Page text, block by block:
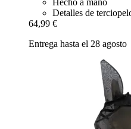
Detalles de
64,99 €
Entrega hasta el 28 agosto